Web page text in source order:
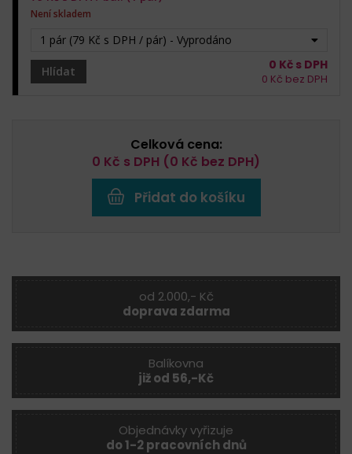
1 pár (79 Kč s DPH / pár) - Vyprodáno
Hlídat
Není skladem
0 Kč s DPH
0 Kč bez DPH
Celková cena:
0 Kč s DPH (0 Kč bez DPH)
Přidat do košíku
od 2.000,- Kč
doprava zdarma
Balíkovna
již od 56,-Kč
Objednávky vyřizuje
do 1-2 pracovních dnů